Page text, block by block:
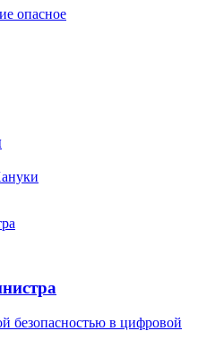
опасное
безопасностью в цифровой